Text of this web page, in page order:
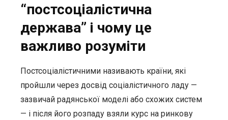
“постсоціалістична
держава” і чому це
важливо розуміти
Постсоціалістичними називають країни, які
пройшли через досвід соціалістичного ладу —
зазвичай радянської моделі або схожих систем
— і після його розпаду взяли курс на ринкову